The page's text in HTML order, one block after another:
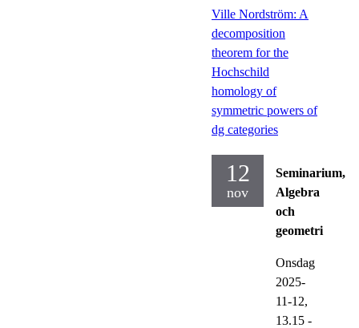
Ville Nordström: A
decomposition
theorem for the
Hochschild
homology of
symmetric powers of
dg categories
12
nov
Seminarium,
Algebra
och
geometri
Onsdag
2025-
11-12,
13.15 -